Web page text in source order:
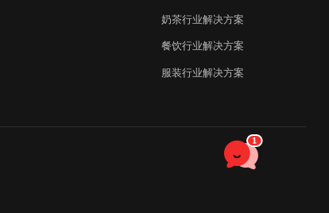
奶茶行业解决方案
餐饮行业解决方案
服装行业解决方案